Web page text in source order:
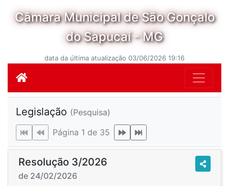
Câmara Municipal de São Gonçalo
do Sapucaí - MG
data da última atualização 03/06/2026 19:16
Legislação (Pesquisa)
Página 1 de 35
Resolução 3/2026
de 24/02/2026